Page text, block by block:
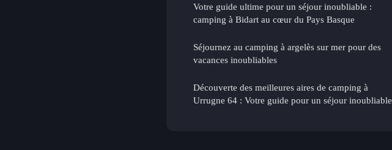
Votre guide ultime pour un séjour inoubliable :
camping à Bidart au cœur du Pays Basque
Séjournez au camping à argelès sur mer pour des
vacances inoubliables
Découverte des meilleures aires de camping à
Urrugne 64 : Votre guide pour un séjour inoubliable